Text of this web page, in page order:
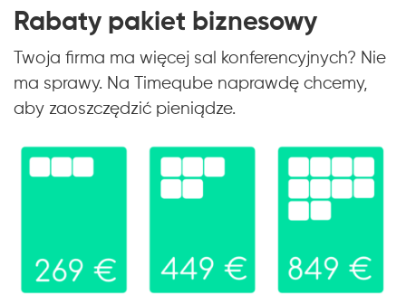
Rabaty pakiet biznesowy
Twoja firma ma więcej sal konferencyjnych? Nie
ma sprawy. Na Timeqube naprawdę chcemy,
aby zaoszczędzić pieniądze.